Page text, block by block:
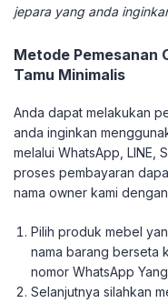
jepara yang anda
Metode Pemesanan
Tamu Minimalis
Anda dapat melakukan
anda inginkan
melalui WhatsApp, LINE,
proses pembayaran
nama owner kami
Pilih produk mebel
nama barang berseta
nomor WhatsApp
Selanjutnya silahkan